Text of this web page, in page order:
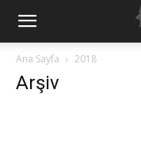
Ana Sayfa 2018
Arşiv